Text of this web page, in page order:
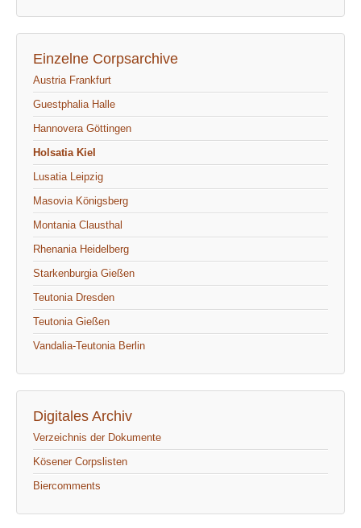
Einzelne Corpsarchive
Austria Frankfurt
Guestphalia Halle
Hannovera Göttingen
Holsatia Kiel
Lusatia Leipzig
Masovia Königsberg
Montania Clausthal
Rhenania Heidelberg
Starkenburgia Gießen
Teutonia Dresden
Teutonia Gießen
Vandalia-Teutonia Berlin
Digitales Archiv
Verzeichnis der Dokumente
Kösener Corpslisten
Biercomments